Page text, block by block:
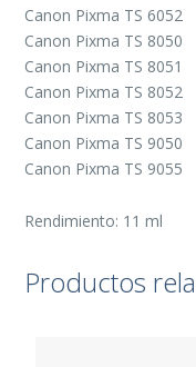
Canon Pixma TS 6052
Canon Pixma TS 8050
Canon Pixma TS 8051
Canon Pixma TS 8052
Canon Pixma TS 8053
Canon Pixma TS 9050
Canon Pixma TS 9055
Rendimiento: 11 ml
Productos